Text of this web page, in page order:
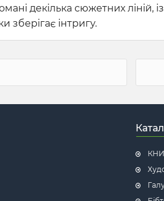
декілька сюжетних ліній,
зберігає інтригу.